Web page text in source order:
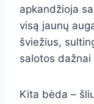
apkandžioja
visą jaunų
šviežius,
salotos
Kita bėda –